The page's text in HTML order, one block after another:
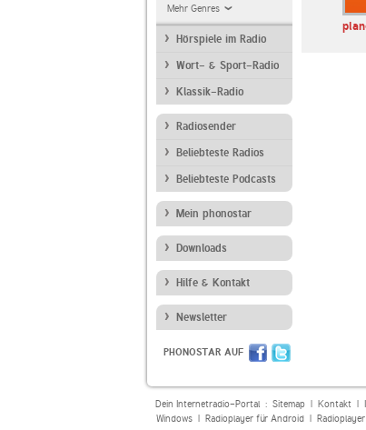
Mehr Genres
Hörspiele im Radio
Wort- & Sport-Radio
Klassik-Radio
Radiosender
Beliebteste Radios
Beliebteste Podcasts
Mein phonostar
Downloads
Hilfe & Kontakt
Newsletter
PHONOSTAR AUF
SWR1 Baden-
Württemberg
Dein Internetradio-Portal : Sitemap| Kontakt|
Windows| Radioplayer für Android|